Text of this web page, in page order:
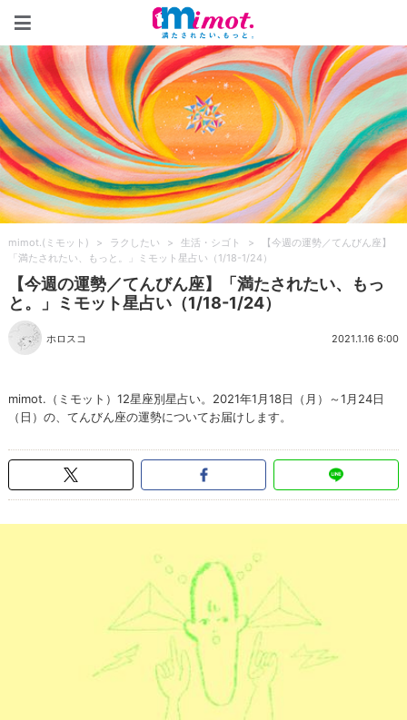
mimot.(ミモット) > ラクしたい > 生活・シゴト >
【今週の運勢／てんびん座】
「満たされたい、もっと。」ミモット星占い（1/18-1/24）
【今週の運勢／てんびん座】「満たされたい、もっ
と。」ミモット星占い（1/18-1/24）
ホロスコ 2021.1.16 6:00
mimot.（ミモット）12星座別星占い。2021年1月18日（月）～1月24日
（日）の、てんびん座の運勢についてお届けします。